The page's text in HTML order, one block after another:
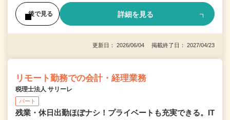
後で見る 詳細を見る
更新日： 2026/06/04 掲載終了日： 2027/04/23
リモート勤務での会計・経理業務
税理士法人 サリーレ
パート
残業・休日出勤ほぼナシ！プライベートも充実できる。IT